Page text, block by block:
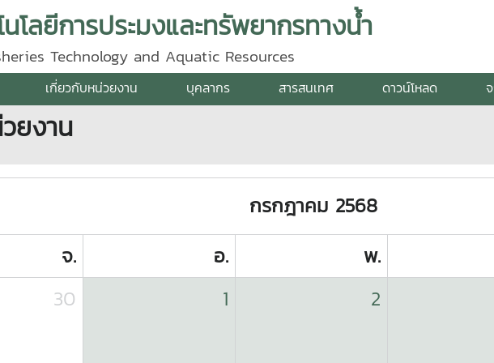
โลยีการประมงและทรัพยากรทางน้ำ
Technology and Aquatic Resources
เกี่ยวกับหน่วยงาน บุคลากร สารสนเทศ ดาวน์โหลด
ยงาน
กรกฎาคม 2568
จ. อ.
พ.
30 1 2